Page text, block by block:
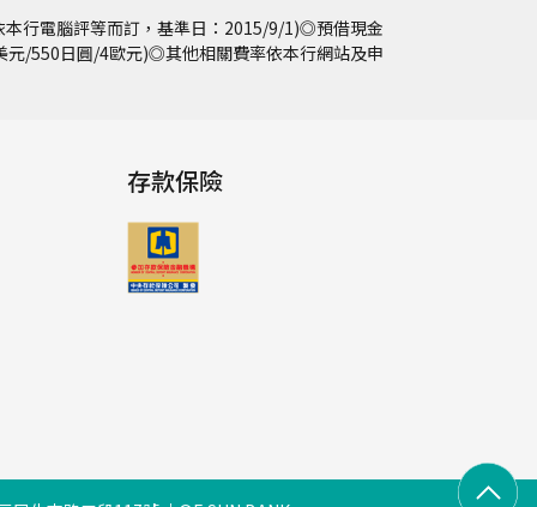
行電腦評等而訂，基準日：2015/9/1)◎預借現金
元/550日圓/4歐元)◎其他相關費率依本行網站及申
存款保險